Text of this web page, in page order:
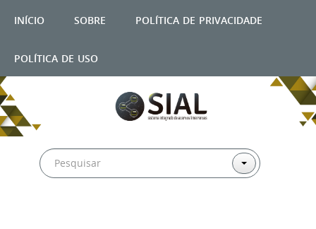
início sobre
política de privacidade
política de uso